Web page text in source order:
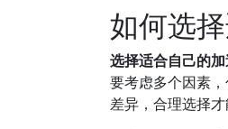
如何选
选择适合自己的
要考虑多个因素
差异，合理选择才